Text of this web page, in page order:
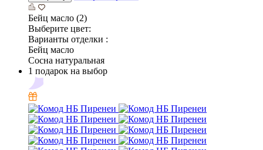
Бейц масло (2)
Выберите цвет:
Варианты отделки :
Бейц масло
Сосна натуральная
1 подарок на выбор